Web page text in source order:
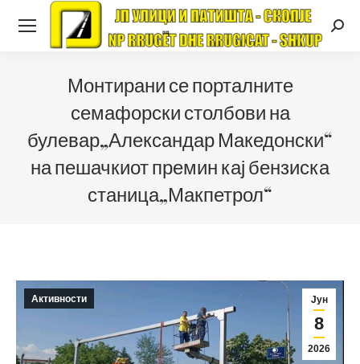
Монтирани се порталните
семафорски столбови на
булевар„Александар Македонски“
на пешачкиот премин кај бензиска
станица„Макпетрол“
Јун
8
2026
Активности